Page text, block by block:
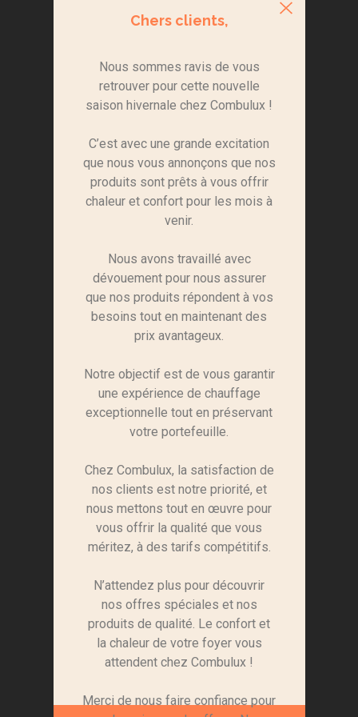
Chers clients,
Nous sommes ravis de vous
retrouver pour cette nouvelle
saison hivernale chez Combulux !
C’est avec une grande excitation
que nous vous annonçons que nos
produits sont prêts à vous offrir
chaleur et confort pour les mois à
venir.
Nous avons travaillé avec
dévouement pour nous assurer
que nos produits répondent à vos
besoins tout en maintenant des
prix avantageux.
Notre objectif est de vous garantir
une expérience de chauffage
exceptionnelle tout en préservant
votre portefeuille.
Chez Combulux, la satisfaction de
nos clients est notre priorité, et
nous mettons tout en œuvre pour
vous offrir la qualité que vous
méritez, à des tarifs compétitifs.
N’attendez plus pour découvrir
nos offres spéciales et nos
produits de qualité. Le confort et
la chaleur de votre foyer vous
attendent chez Combulux !
Merci de nous faire confiance pour